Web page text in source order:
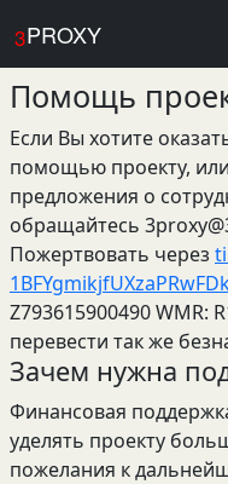
3
PROXY
Помощь
Если Вы хотите
помощью проекту,
предложения о
обращайтесь
Пожертвовать через
Z793615900490 WMR:
перевести так же
Зачем нужна
Финансовая
уделять проекту
пожелания к